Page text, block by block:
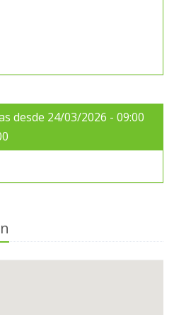
desde 24/03/2026 - 09:00